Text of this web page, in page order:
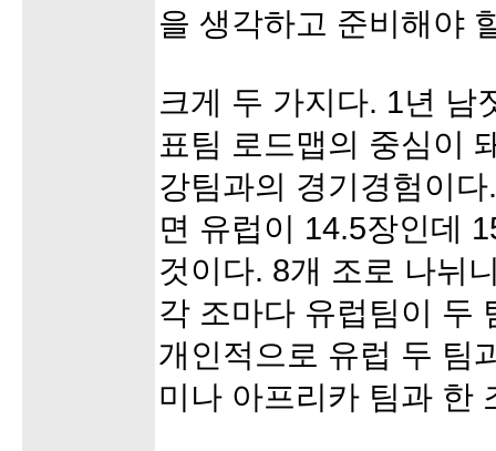
을 생각하고 준비해야
크게 두 가지다. 1년 남
표팀 로드맵의 중심이
강팀과의 경기경험이
면 유럽이 14.5장인데
것이다. 8개 조로 나뉘
각 조마다 유럽팀이 두
개인적으로 유럽 두 팀
미나 아프리카 팀과 한